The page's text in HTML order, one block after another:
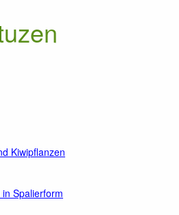
Kiwipflanzen
Spalierform